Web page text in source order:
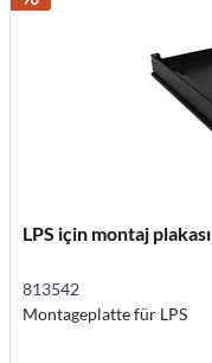
LPS için montaj plakası
813542
Montageplatte für LPS